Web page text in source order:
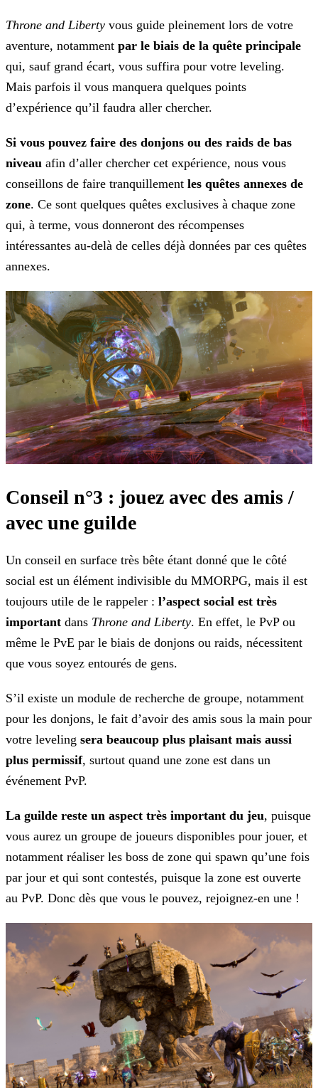
Throne and Liberty vous guide pleinement lors de votre
aventure, notamment par le biais de la quête principale
qui, sauf grand écart, vous suffira pour votre leveling.
Mais parfois il vous manquera quelques points
d’expérience qu’il faudra aller chercher.
Si vous pouvez faire des donjons ou des raids de bas
niveau afin d’aller chercher cet expérience, nous vous
conseillons de faire tranquillement les quêtes annexes de
zone. Ce sont quelques quêtes exclusives à chaque zone
qui, à terme, vous donneront des récompenses
intéressantes au-delà de celles déjà données par ces quêtes
annexes.
Conseil n°3 : jouez avec des amis /
avec une guilde
Un conseil en surface très bête étant donné que le côté
social est un élément indivisible du MMORPG, mais il est
toujours utile de le rappeler : l’aspect social est très
important dans Throne and Liberty. En effet, le PvP ou
même le PvE par le biais de donjons ou raids, nécessitent
que vous soyez entourés de gens.
S’il existe un module de recherche de groupe, notamment
pour les donjons, le fait d’avoir des amis sous la main pour
votre leveling sera beaucoup plus plaisant mais aussi
plus permissif, surtout quand une zone est dans un
événement PvP.
La guilde reste un aspect très important du jeu, puisque
vous aurez un groupe de joueurs disponibles pour jouer, et
notamment réaliser les boss de zone qui spawn qu’une fois
par jour et qui sont contestés, puisque la zone est ouverte
au PvP. Donc dès que vous le pouvez, rejoignez-en une !